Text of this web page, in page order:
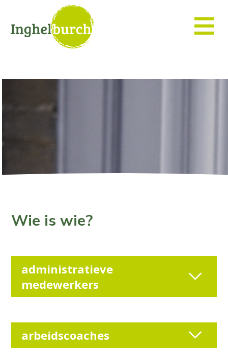
Wie is wie?
administratieve
medewerkers
arbeidscoaches